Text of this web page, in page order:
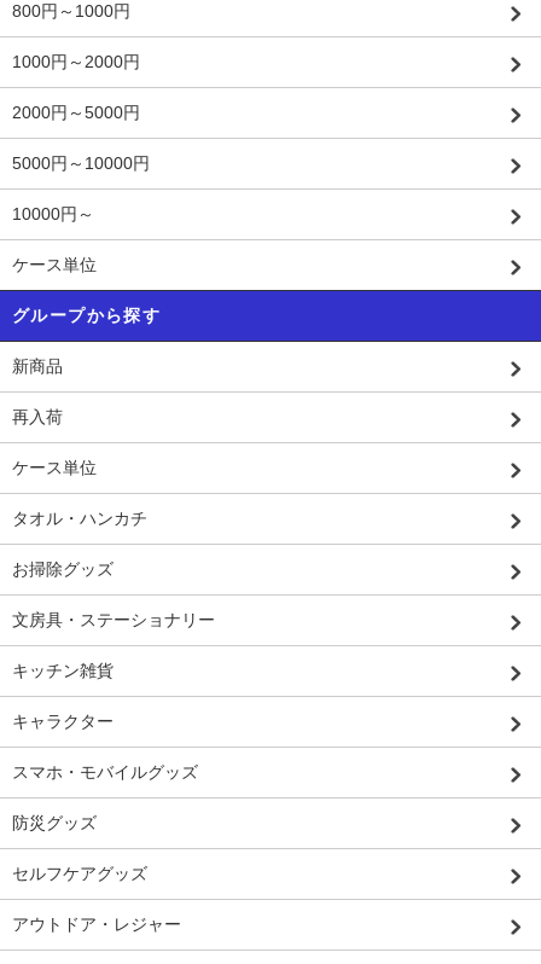
800円～1000円
1000円～2000円
2000円～5000円
5000円～10000円
10000円～
ケース単位
グループから探す
新商品
再入荷
ケース単位
タオル・ハンカチ
お掃除グッズ
文房具・ステーショナリー
キッチン雑貨
キャラクター
スマホ・モバイルグッズ
防災グッズ
セルフケアグッズ
アウトドア・レジャー